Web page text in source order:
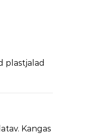
plastjalad
Kangas